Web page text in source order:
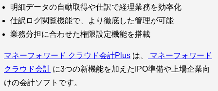
明細データの自動取得や仕訳で経理業務を効率化
仕訳ログ閲覧機能で、より徹底した管理が可能
業務分担に合わせた権限設定機能を搭載
マネーフォワード クラウド会計Plus は、
マネーフォワード
クラウド会計 に3つの新機能を加えたIPO準備や上場企業向
けの会計ソフトです。